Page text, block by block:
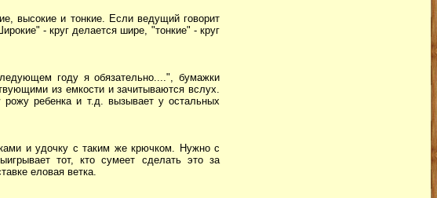
высокие и тонкие. Если ведущий говорит
- круг делается шире, "тонкие" - круг
году я обязательно....", бумажки
из емкости и зачитываются вслух.
ребенка и т.д. вызывает у остальных
и удочку с таким же крючком. Нужно с
тот, кто сумеет сделать это за
еловая ветка.